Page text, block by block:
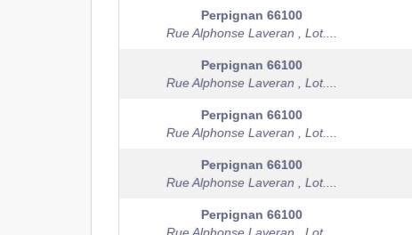
Perpignan 66100
Rue Alphonse Laveran , Lot....
Perpignan 66100
Rue Alphonse Laveran , Lot....
Perpignan 66100
Rue Alphonse Laveran , Lot....
Perpignan 66100
Rue Alphonse Laveran , Lot....
Perpignan 66100